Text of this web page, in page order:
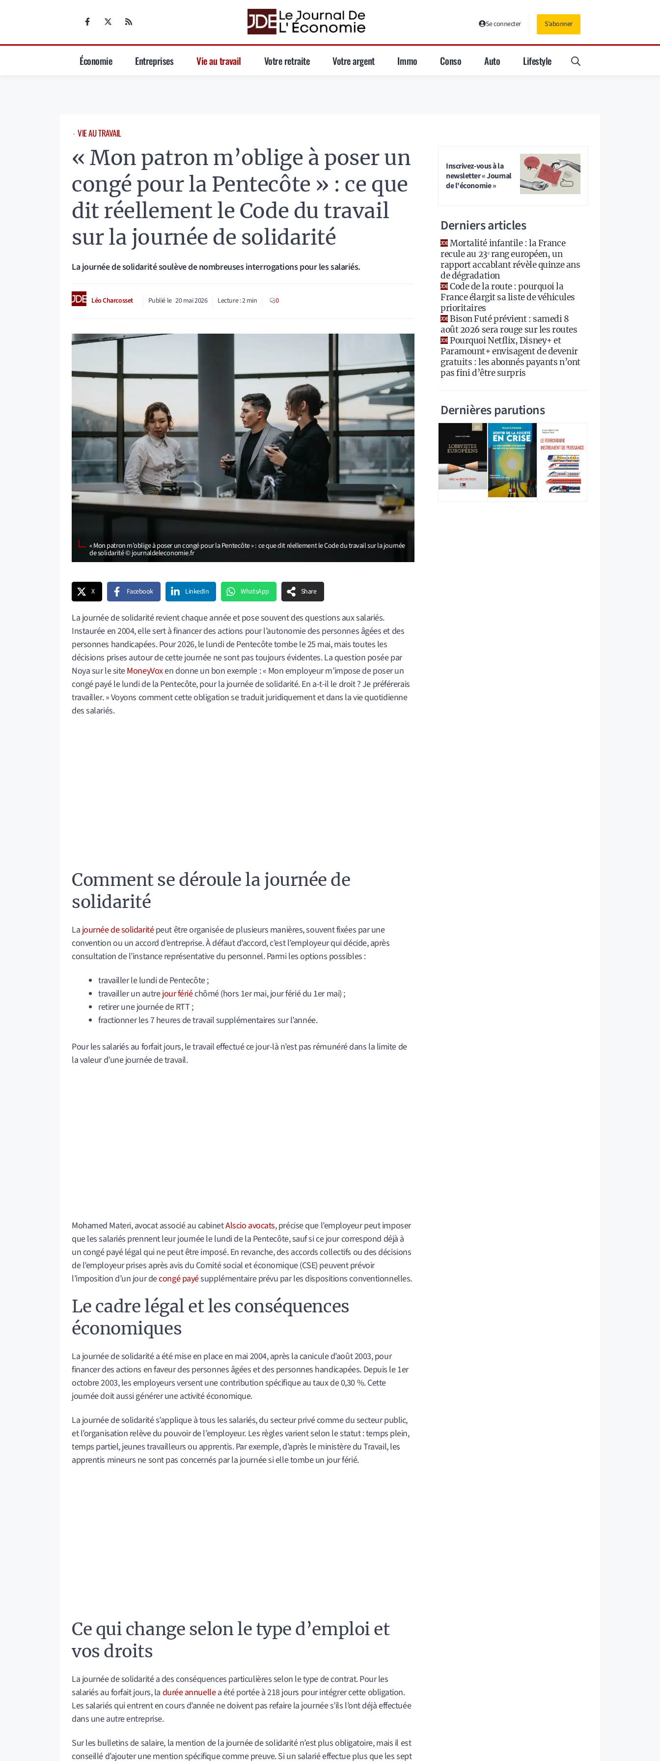
Se connecter S'abonner
Économie Entreprises Vie au travail Votre retraite Votre argent Immo Conso Auto Lifestyle
⋅ VIE AU TRAVAIL
« Mon patron m’oblige à poser un
congé pour la Pentecôte » : ce que
dit réellement le Code du travail
sur la journée de solidarité
La journée de solidarité soulève de nombreuses interrogations pour les salariés.
Léo Charcosset Publié le 20 mai 2026 Lecture :2min 0
« Mon patron m’oblige à poser un congé pour la Pentecôte » : ce que dit réellement le Code du travail sur la journée
de solidarité © journaldeleconomie.fr
X Facebook LinkedIn WhatsApp Share
La journée de solidarité revient chaque année et pose souvent des questions aux salariés.
Instaurée en 2004, elle sert à financer des actions pour l’autonomie des personnes âgées et des
personnes handicapées. Pour 2026, le lundi de Pentecôte tombe le 25 mai, mais toutes les
décisions prises autour de cette journée ne sont pas toujours évidentes. La question posée par
Noya sur le siteMoneyVoxen donne un bon exemple : « Mon employeur m’impose de poser un
congé payé le lundi de la Pentecôte, pour la journée de solidarité. En a-t-il le droit ? Je préférerais
travailler. » Voyons comment cette obligation se traduit juridiquement et dans la vie quotidienne
des salariés.
Comment se déroule la journée de
solidarité
La journée de solidaritépeut être organisée de plusieurs manières, souvent fixées par une
convention ou un accord d’entreprise. À défaut d’accord, c’est l’employeur qui décide, après
consultation de l’instance représentative du personnel. Parmi les options possibles :
travailler le lundi de Pentecôte ;
travailler un autrejour fériéchômé (hors 1er mai, jour férié du 1er mai) ;
retirer une journée de RTT ;
fractionner les 7 heures de travail supplémentaires sur l’année.
Pour les salariés au forfait jours, le travail effectué ce jour-là n’est pas rémunéré dans la limite de
la valeur d’une journée de travail.
Mohamed Materi, avocat associé au cabinetAlscio avocats, précise que l’employeur peut imposer
que les salariés prennent leur journée le lundi de la Pentecôte, sauf si ce jour correspond déjà à
un congé payé légal qui ne peut être imposé. En revanche, des accords collectifs ou des décisions
de l’employeur prises après avis du Comité social et économique (CSE) peuvent prévoir
l’imposition d’un jour decongé payésupplémentaire prévu par les dispositions conventionnelles.
Le cadre légal et les conséquences
économiques
La journée de solidarité a été mise en place en mai 2004, après la canicule d’août 2003, pour
financer des actions en faveur des personnes âgées et des personnes handicapées. Depuis le 1er
octobre 2003, les employeurs versent une contribution spécifique au taux de 0,30 %. Cette
journée doit aussi générer une activité économique.
La journée de solidarité s’applique à tous les salariés, du secteur privé comme du secteur public,
et l’organisation relève du pouvoir de l’employeur. Les règles varient selon le statut : temps plein,
temps partiel, jeunes travailleurs ou apprentis. Par exemple, d’après le ministère du Travail, les
apprentis mineurs ne sont pas concernés par la journée si elle tombe un jour férié.
Ce qui change selon le type d’emploi et
vos droits
La journée de solidarité a des conséquences particulières selon le type de contrat. Pour les
salariés au forfait jours, la durée annuellea été portée à 218 jours pour intégrer cette obligation.
Les salariés qui entrent en cours d’année ne doivent pas refaire la journée s’ils l’ont déjà effectuée
dans une autre entreprise.
Sur les bulletins de salaire, la mention de la journée de solidarité n’est plus obligatoire, mais il est
conseillé d’ajouter une mention spécifique comme preuve. Si un salarié effectue plus que les sept
Inscrivez-vous à la
newsletter « Journal
de l'économie »
Derniers articles
Mortalité infantile : la France
recule au 23ᵉ rang européen, un
rapport accablant révèle quinze ans
de dégradation
Code de la route : pourquoi la
France élargit sa liste de véhicules
prioritaires
Bison Futé prévient : samedi 8
août 2026 sera rouge sur les routes
Pourquoi Netflix, Disney+ et
Paramount+ envisagent de devenir
gratuits : les abonnés payants n’ont
pas fini d’être surpris
Dernières parutions